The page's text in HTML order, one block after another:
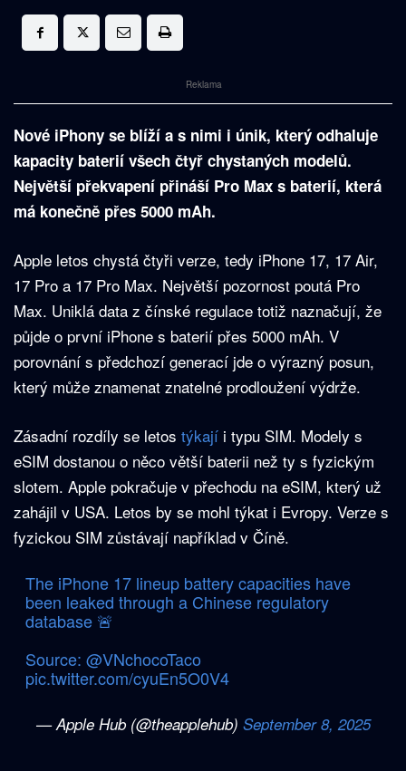
Reklama
Nové iPhony se blíží a s nimi i únik, který odhaluje
kapacity baterií všech čtyř chystaných modelů.
Největší překvapení přináší Pro Max s baterií, která
má konečně přes 5000 mAh.
Apple letos chystá čtyři verze, tedy iPhone 17, 17 Air,
17 Pro a 17 Pro Max. Největší pozornost poutá Pro
Max. Uniklá data z čínské regulace totiž naznačují, že
půjde o první iPhone s baterií přes 5000 mAh. V
porovnání s předchozí generací jde o výrazný posun,
který může znamenat znatelné prodloužení výdrže.
Zásadní rozdíly se letos týkají i typu SIM. Modely s
eSIM dostanou o něco větší baterii než ty s fyzickým
slotem. Apple pokračuje v přechodu na eSIM, který už
zahájil v USA. Letos by se mohl týkat i Evropy. Verze s
fyzickou SIM zůstávají například v Číně.
The iPhone 17 lineup battery capacities have
been leaked through a Chinese regulatory
database 🚨
Source: @VNchocoTaco
pic.twitter.com/cyuEn5O0V4
— Apple Hub (@theapplehub) September 8, 2025